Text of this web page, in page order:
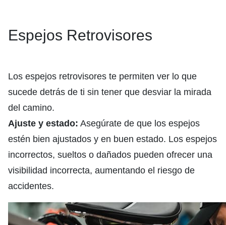
Espejos Retrovisores
Los espejos retrovisores te permiten ver lo que
sucede detrás de ti sin tener que desviar la mirada
del camino.
Ajuste y estado: Asegúrate de que los espejos
estén bien ajustados y en buen estado. Los espejos
incorrectos, sueltos o dañados pueden ofrecer una
visibilidad incorrecta, aumentando el riesgo de
accidentes.